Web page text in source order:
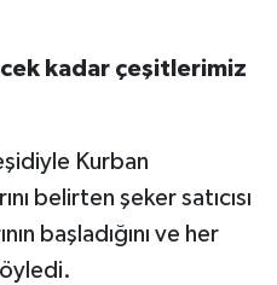
kadar çeşitlerimiz
Kurban
belirten şeker satıcısı
başladığını ve her